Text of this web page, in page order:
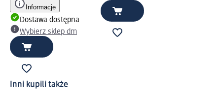
Informacje
Dostawa dostępna
Wybierz sklep dm
Inni kupili także